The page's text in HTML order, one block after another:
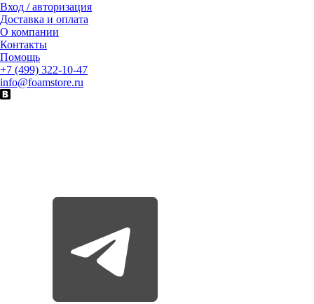
Вход / авторизация
Доставка и оплата
О компании
Контакты
Помощь
+7 (499) 322-10-47
info@foamstore.ru